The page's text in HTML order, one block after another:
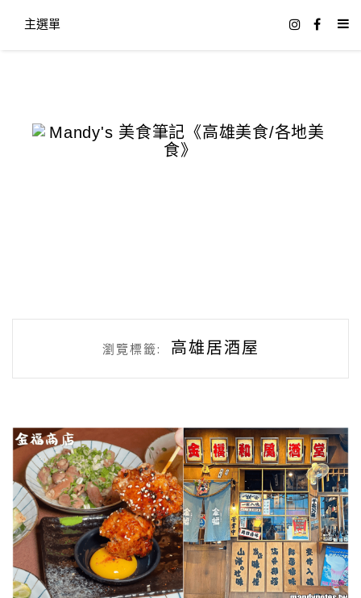
主選單
瀏覽標籤: 高雄居酒屋